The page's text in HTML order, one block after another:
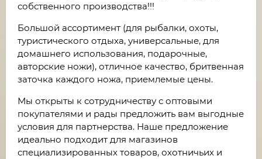
собственного производства!!!
Большой ассортимент (для рыбалки, охоты,
туристического отдыха, универсальные, для
домашнего использования, подарочные,
авторские ножи), отличное качество, бритвенная
заточка каждого ножа, приемлемые цены.
Мы открыты к сотрудничеству с оптовыми
покупателями и рады предложить вам выгодные
условия для партнерства. Наше предложение
идеально подходит для магазинов
специализированных товаров, охотничьих и